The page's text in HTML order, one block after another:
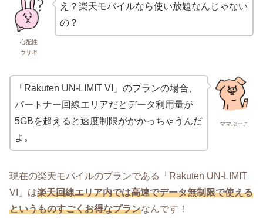
心配性
ウサギ
え？楽天モバイルなら使い放題なんじゃない
の？
ママぶーこ
「Rakuten UN-LIMIT VI」のプランの場合、
パートナー回線エリアだとデータ利用量が
5GBを超えると速度制限がかかっちゃうんだ
よ。
現在の楽天モバイルのプランである「Rakuten UN-LIMIT
VI」は楽天回線エリア内では高速でデータ無制限で使える
というものすごくお得なプランなんです！